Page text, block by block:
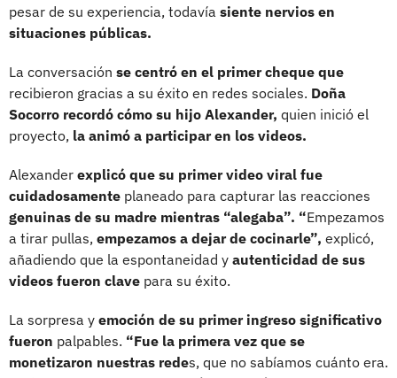
pesar de su experiencia, todavía siente nervios en
situaciones públicas.
La conversación se centró en el primer cheque que
recibieron gracias a su éxito en redes sociales. Doña
Socorro recordó cómo su hijo Alexander, quien inició el
proyecto, la animó a participar en los videos.
Alexander explicó que su primer video viral fue
cuidadosamente planeado para capturar las reacciones
genuinas de su madre mientras “alegaba”. “Empezamos
a tirar pullas, empezamos a dejar de cocinarle”, explicó,
añadiendo que la espontaneidad y autenticidad de sus
videos fueron clave para su éxito.
La sorpresa y emoción de su primer ingreso significativo
fueron palpables. “Fue la primera vez que se
monetizaron nuestras redes, que no sabíamos cuánto era.